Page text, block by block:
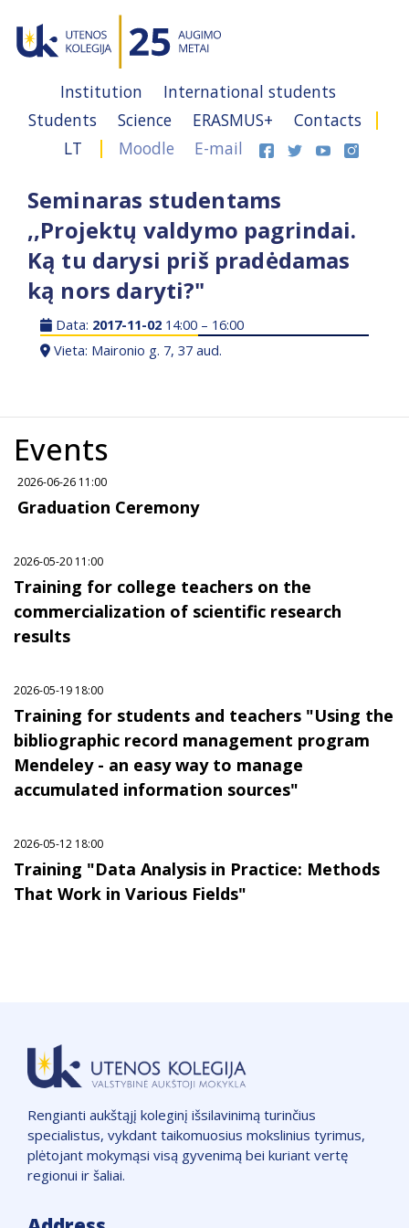
Institution
International students
Students
Science ERASMUS+
Contacts
LT
Moodle E-mail
Seminaras studentams
,,Projektų valdymo pagrindai.
Ką tu darysi priš pradėdamas
ką nors daryti?"
Data: 2017-11-02 14:00 – 16:00
Vieta: Maironio g. 7, 37 aud.
Events
2026-06-26 11:00
Graduation Ceremony
2026-05-20 11:00
Training for college teachers on the
commercialization of scientific research
results
2026-05-19 18:00
Training for students and teachers "Using the
bibliographic record management program
Mendeley - an easy way to manage
accumulated information sources"
2026-05-12 18:00
Training "Data Analysis in Practice: Methods
That Work in Various Fields"
Rengianti aukštąjį koleginį išsilavinimą turinčius
specialistus, vykdant taikomuosius mokslinius tyrimus,
plėtojant mokymąsi visą gyvenimą bei kuriant vertę
regionui ir šaliai.